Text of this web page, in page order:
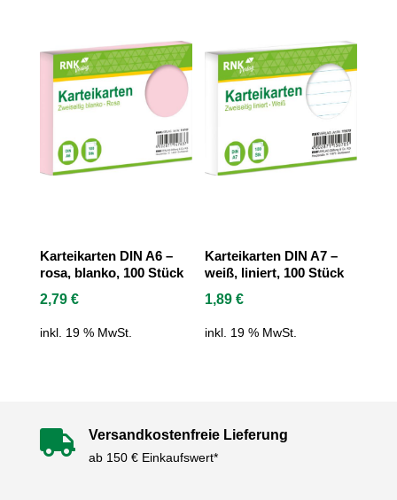
Karteikarten DIN A6 –
rosa, blanko, 100 Stück
2,79 €
inkl. 19 % MwSt.
Karteikarten DIN A7 –
weiß, liniert, 100 Stück
1,89€
inkl. 19 % MwSt.
 Versandkostenfreie Lieferung
ab 150 € Einkaufswert*